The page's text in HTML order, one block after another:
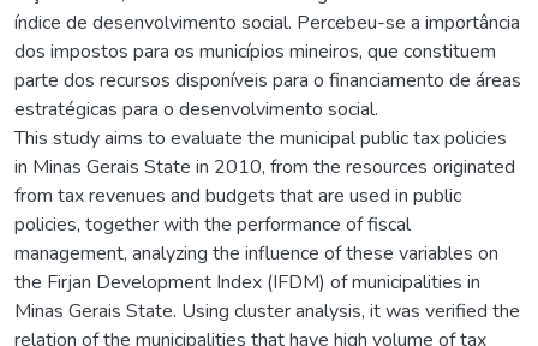
índice de desenvolvimento social. Percebeu-se a importância
dos impostos para os municípios mineiros, que constituem
parte dos recursos disponíveis para o financiamento de áreas
estratégicas para o desenvolvimento social.
This study aims to evaluate the municipal public tax policies
in Minas Gerais State in 2010, from the resources originated
from tax revenues and budgets that are used in public
policies, together with the performance of fiscal
management, analyzing the influence of these variables on
the Firjan Development Index (IFDM) of municipalities in
Minas Gerais State. Using cluster analysis, it was verified the
relation of the municipalities that have high volume of tax